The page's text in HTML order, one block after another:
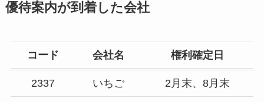
優待案内が到着した会社
コード 会社名 権利確定日
2337 いちご 2月末、8月末